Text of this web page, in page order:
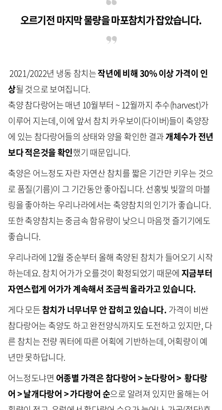
오르기전 마지막 물량을 마포참치가 잡았습니다.
2021/2022년 냉동 참치는작년에 비해 30% 이상 가격이 인
상될 것으로 보여집니다.
축양 참다랑어는 매년 10월부터 ~ 12월까지 추수(harvest)가
이루어 지는데, 이에 앞서 참치 카우보이(다이버)들이 축양장
에 있는 참다랑어들의 상태와 양을 확인한 결과개체수가 전년
보다 적은것을 확인했기 때문입니다.
축양은 어느정도 자란 자연산 참치를 짧은 기간만 키우는 것으
로 품질(기름)이 그 기간동안 좋아집니다. 선홍빛 빛깔의 마블
링을 좋아하는 우리나라에서는 축양참치의 인기가 좋습니다.
또한 축양참치는 중금속 함유량이 낮으니 마음껏 즐기기에도
좋습니다.
우리나라에 12월 중순부터 올해 축양된 참치가 들어오기 시작
하는데요. 참치 어가가 오를것이 확정되었기 때문에 지금부터
자연스럽게 어가가 계속해서 조금씩 올라가고 있습니다.
게다 모든참치가 너무너무 안 잡히고 있습니다. 가격이 비싼
참다랑어는 축양도 하고 완전양식까지도 도전하고 있지만, 다
른 참치는 전량 쿼터에 따른 어획에 기반하는데, 어획량이 예
년만 못하답니다.
어느정도냐면 어종별 가격은 참다랑어 > 눈다랑어 > 황다랑
어 > 날개다랑어 > 가다랑어 순으로 알려져 있지만 올해는 어